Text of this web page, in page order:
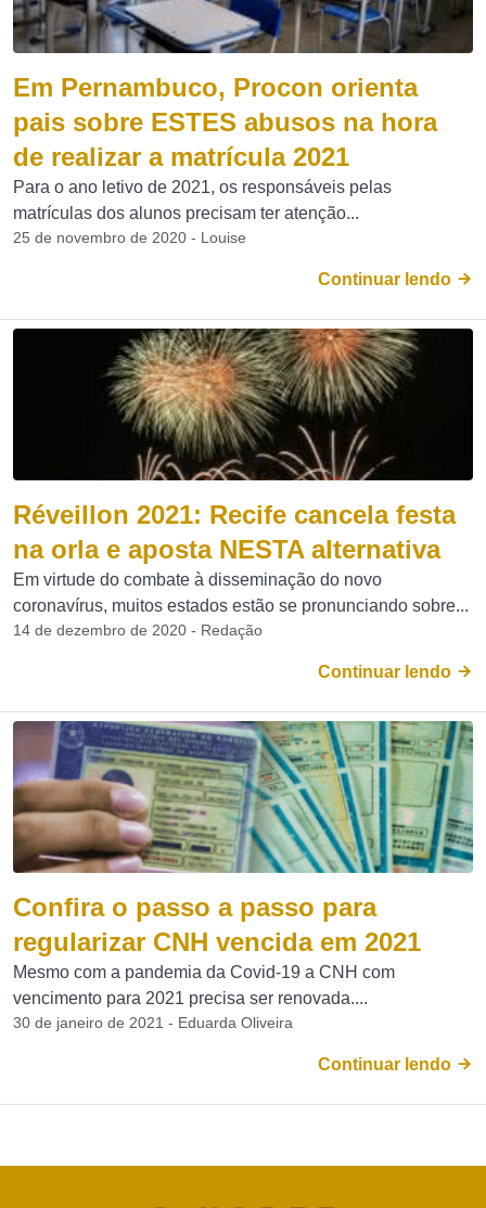
Em Pernambuco, Procon orienta
pais sobre ESTES abusos na hora
de realizar a matrícula 2021
Para o ano letivo de 2021, os responsáveis pelas
matrículas dos alunos precisam ter atenção...
25 de novembro de 2020 - Louise
Continuar lendo
Réveillon 2021: Recife cancela festa
na orla e aposta NESTA alternativa
Em virtude do combate à disseminação do novo
coronavírus, muitos estados estão se pronunciando sobre...
14 de dezembro de 2020 - Redação
Continuar lendo
Confira o passo a passo para
regularizar CNH vencida em 2021
Mesmo com a pandemia da Covid-19 a CNH com
vencimento para 2021 precisa ser renovada....
30 de janeiro de 2021 - Eduarda Oliveira
Continuar lendo